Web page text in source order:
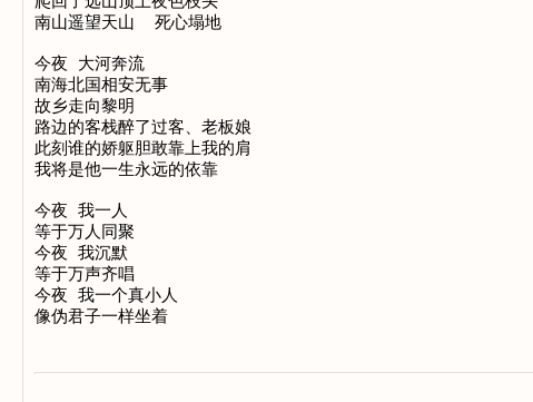
南山遥望天山  死心塌地
今夜 大河奔流
南海北国相安无事
故乡走向黎明
路边的客栈醉了过客、老板娘
此刻谁的娇躯胆敢靠上我的肩
我将是他一生永远的依靠
今夜 我一人
等于万人同聚
今夜 我沉默
等于万声齐唱
今夜 我一个真小人